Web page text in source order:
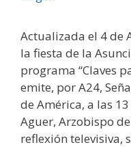
Actualizada el 4 de
la fiesta de la
programa “Claves
emite, por A24,
de América, a las
Aguer, Arzobispo
reflexión televisiva,